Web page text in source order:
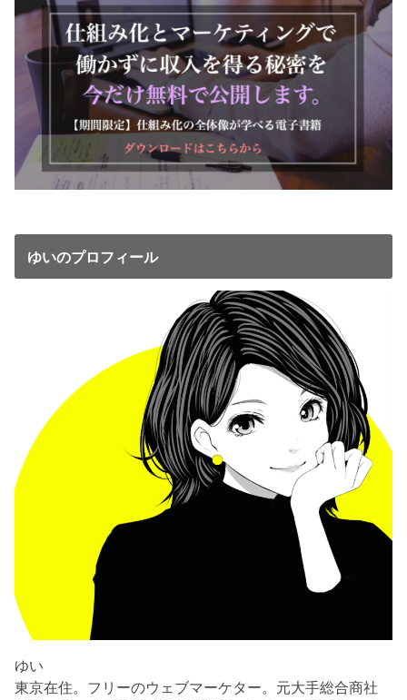
ゆいのプロフィール
ゆい
東京在住。フリーのウェブマーケター。元大手総合商社